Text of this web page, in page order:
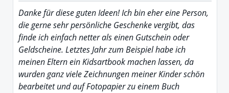
Danke für diese guten Ideen! Ich bin eher eine Person,
die gerne sehr persönliche Geschenke vergibt, das
finde ich einfach netter als einen Gutschein oder
Geldscheine. Letztes Jahr zum Beispiel habe ich
meinen Eltern ein Kidsartbook machen lassen, da
wurden ganz viele Zeichnungen meiner Kinder schön
bearbeitet und auf Fotopapier zu einem Buch